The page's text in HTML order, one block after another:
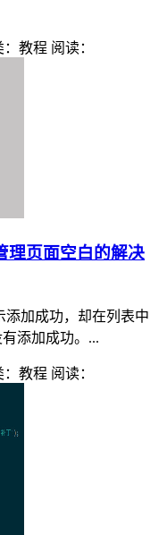
：教程 阅读：
理页面空白的解决
添加成功，却在列表中
添加成功。...
：教程 阅读：